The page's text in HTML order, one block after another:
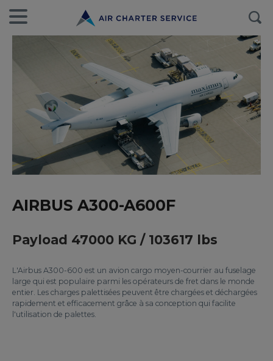
AIRBUS A300-A600F
Payload 47000 KG / 103617 lbs
L'Airbus A300-600 est un avion cargo moyen-courrier au fuselage
large qui est populaire parmi les opérateurs de fret dans le monde
entier. Les charges palettisées peuvent être chargées et déchargées
rapidement et efficacement grâce à sa conception qui facilite
l'utilisation de palettes.